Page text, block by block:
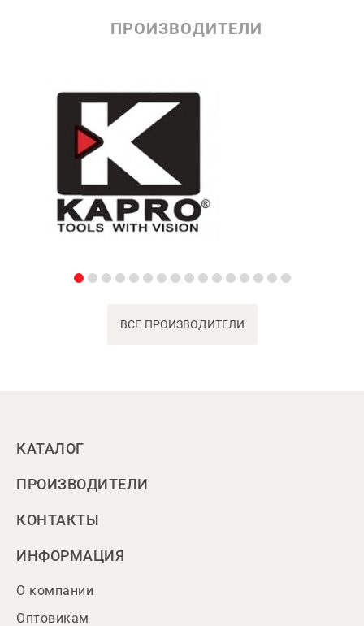
ПРОИЗВОДИТЕЛИ
ВСЕ ПРОИЗВОДИТЕЛИ
КАТАЛОГ
ПРОИЗВОДИТЕЛИ
КОНТАКТЫ
ИНФОРМАЦИЯ
О компании
Оптовикам